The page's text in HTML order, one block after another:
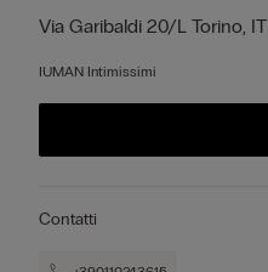
Via Garibaldi 20/l Torino, IT
IUMAN Intimissimi
Contatti